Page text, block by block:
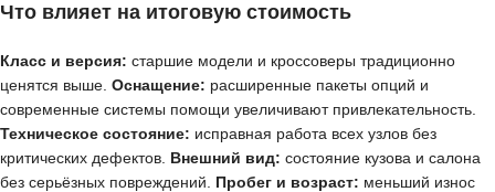
Что влияет на итоговую стоимость
Класс и версия: старшие модели и кроссоверы традиционно
ценятся выше. Оснащение: расширенные пакеты опций и
современные системы помощи увеличивают привлекательность.
Техническое состояние: исправная работа всех узлов без
критических дефектов. Внешний вид: состояние кузова и салона
без серьёзных повреждений. Пробег и возраст: меньший износ